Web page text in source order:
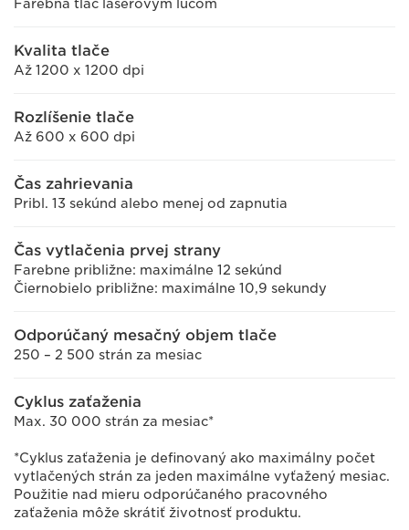
Farebná tlač laserovým lúčom
Kvalita tlače
Až 1200 x 1200 dpi
Rozlíšenie tlače
Až 600 x 600 dpi
Čas zahrievania
Pribl. 13 sekúnd alebo menej od zapnutia
Čas vytlačenia prvej strany
Farebne približne: maximálne 12 sekúnd
Čiernobielo približne: maximálne 10,9 sekundy
Odporúčaný mesačný objem tlače
250 – 2 500 strán za mesiac
Cyklus zaťaženia
Max. 30 000 strán za mesiac*
*Cyklus zaťaženia je definovaný ako maximálny počet
vytlačených strán za jeden maximálne vyťažený mesiac.
Použitie nad mieru odporúčaného pracovného
zaťaženia môže skrátiť životnosť produktu.